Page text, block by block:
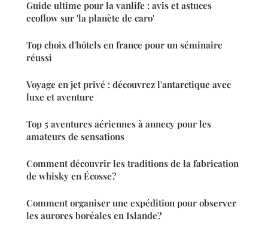
Guide ultime pour la vanlife : avis et astuces
ecoflow sur 'la planète de caro'
Top choix d'hôtels en france pour un séminaire
réussi
Voyage en jet privé : découvrez l'antarctique avec
luxe et aventure
Top 5 aventures aériennes à annecy pour les
amateurs de sensations
Comment découvrir les traditions de la fabrication
de whisky en Écosse?
Comment organiser une expédition pour observer
les aurores boréales en Islande?